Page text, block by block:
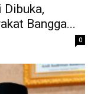
Dibuka,
Bangga...
0